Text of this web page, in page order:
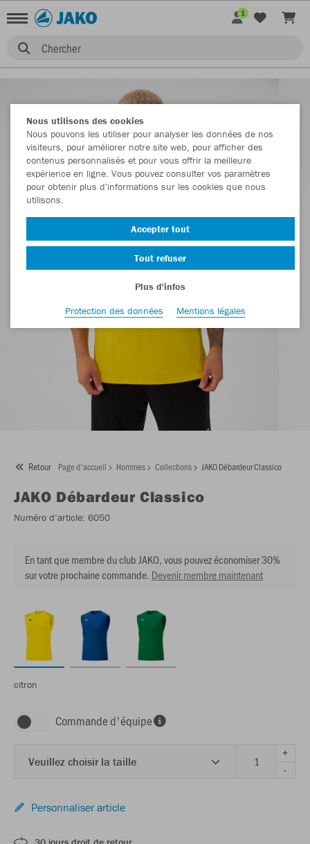
Chercher
1
Retour Page d'accueil Hommes Collections JAKO Débardeur Classico
JAKO Débardeur Classico
Numéro d’article: 6050
En tant que membre du club JAKO, vous pouvez économiser 30%
sur votre prochaine commande. Devenir membre maintenant
citron
Commande d'équipe
Veuillez choisir la taille
+
-
Personnaliser article
Nous utilisons des cookies
Nous pouvons les utiliser pour analyser les données de nos
visiteurs, pour améliorer notre site web, pour afficher des
contenus personnalisés et pour vous offrir la meilleure
expérience en ligne. Vous pouvez consulter vos paramètres
pour obtenir plus d'informations sur les cookies que nous
utilisons.
Accepter tout
Tout refuser
Plus d'infos
Protection des données
Mentions légales